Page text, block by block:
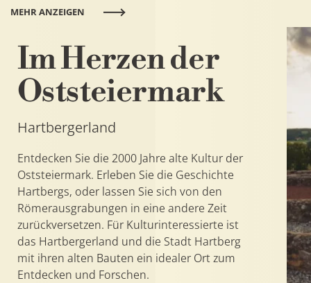
Im Herzen der
Oststeiermark
Hartbergerland
Entdecken Sie die 2000 Jahre alte Kultur der
Oststeiermark. Erleben Sie die Geschichte
Hartbergs, oder lassen Sie sich von den
Römerausgrabungen in eine andere Zeit
zurückversetzen. Für Kulturinteressierte ist
das Hartbergerland und die Stadt Hartberg
mit ihren alten Bauten ein idealer Ort zum
Entdecken und Forschen.